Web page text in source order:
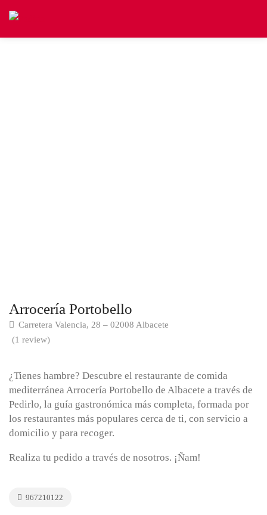
Arrocería Portobello
Carretera Valencia, 28 – 02008 Albacete
(1 review)
¿Tienes hambre? Descubre el restaurante de comida
mediterránea Arrocería Portobello de Albacete a través de
Pedirlo, la guía gastronómica más completa, formada por
los restaurantes más populares cerca de ti, con servicio a
domicilio y para recoger.
Realiza tu pedido a través de nosotros. ¡Ñam!
967210122